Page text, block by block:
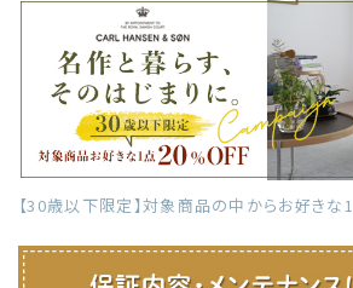
【30歳以下限定】対象商品の中からお好き